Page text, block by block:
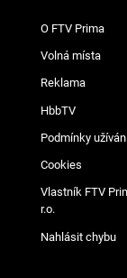
O FTV Prima
Volná místa
Reklama
HbbTV
Podmínky
Cookies
Vlastník FTV
r.o.
Nahlásit chybu